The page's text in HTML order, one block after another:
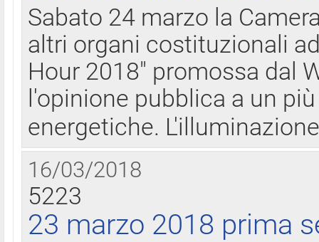
Sabato 24 marzo la
altri organi costituzionali
Hour 2018" promossa dal
l'opinione pubblica a un
energetiche.
16/03/2018
5223
23 marzo 2018 prima